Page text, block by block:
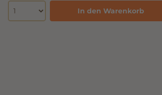
In den Warenkorb